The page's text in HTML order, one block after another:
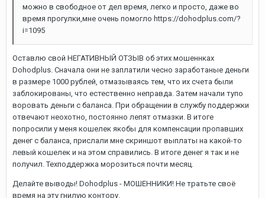
можно в свободное от дел время, легко и просто, даже во
время прогулки,мне очень помогло https://dohodplus.com/?
i=1095
Оставлю свой НЕГАТИВНЫЙ ОТЗЫВ об этих мошеннках
Dohodplus. Сначала они не заплатили чесно заработаные деньги
в размере 1000 рублей, отмазываясь тем, что их счета были
заблокированы, что естественно неправда. Затем начали тупо
воровать деньги с баланса. При обращении в службу поддержки
отвечают неохотно, постоянно лепят отмазки. В итоге
попросили у меня кошелек якобы для компенсации пропавших
денег с баланса, прислали мне скриншот выплаты на какой-то
левый кошелек и на этом справились. В итоге денег я так и не
получил. Техподдержка морозиться почти месяц.
Делайте выводы! Dohodplus - МОШЕННИКИ! Не тратьте своё
время на эту гнилую контору.